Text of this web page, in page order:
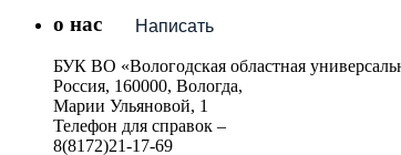
Написать
о нас
БУК ВО «Вологодская областная
Россия, 160000, Вологда,
Марии Ульяновой, 1
Телефон для справок –
8(8172)21-17-69